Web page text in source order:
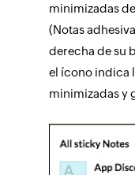
minimizadas
(Notas
derecha de su
el ícono indica
minimizadas y